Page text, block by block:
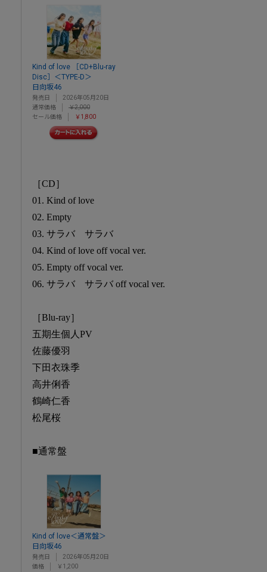
Kind of love ［CD+Blu-ray
Disc］＜TYPE-D＞
日向坂46
発売日
2026年05月20日
通常価格
￥2,000
セール価格
￥1,800
［CD］
01. Kind of love
02. Empty
03. サラバ サラバ
04. Kind of love off vocal ver.
05. Empty off vocal ver.
06. サラバ サラバ off vocal ver.
［Blu-ray］
五期生個人PV
佐藤優羽
下田衣珠季
高井俐香
鶴崎仁香
松尾桜
■通常盤
Kind of love＜通常盤＞
日向坂46
発売日
2026年05月20日
価格
￥1,200